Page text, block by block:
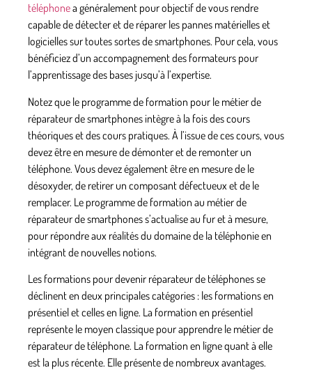
téléphonea généralement pour objectif de vous rendre
capable de détecter et de réparer les pannes matérielles et
logicielles sur toutes sortes de smartphones. Pour cela, vous
bénéficiez d’un accompagnement des formateurs pour
l’apprentissage des bases jusqu’à l’expertise.
Notez que le programme de formation pour le métier de
réparateur de smartphones intègre à la fois des cours
théoriques et des cours pratiques. À l’issue de ces cours, vous
devez être en mesure de démonter et de remonter un
téléphone. Vous devez également être en mesure de le
désoxyder, de retirer un composant défectueux et de le
remplacer. Le programme de formation au métier de
réparateur de smartphones s’actualise au fur et à mesure,
pour répondre aux réalités du domainede la téléphonie en
intégrant de nouvelles notions.
Les formations pour devenir réparateur de téléphones se
déclinent en deux principales catégories : les formations en
présentiel et celles en ligne. La formation en présentiel
représente le moyen classique pour apprendre le métier de
réparateur de téléphone. La formation en ligne quant à elle
est la plus récente. Elle présente de nombreux avantages.